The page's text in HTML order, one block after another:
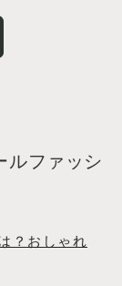
ルファッシ
？おしゃれ